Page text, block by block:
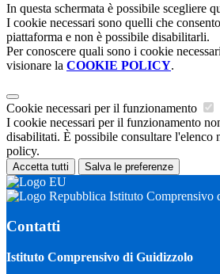
In questa schermata è possibile scegliere
I cookie necessari sono quelli che
piattaforma e non è possibile disabilitarli.
Per conoscere quali sono i cookie
visionare la COOKIE POLICY.
Cookie necessari per il funzionamento
I cookie necessari per il funzionamento
disabilitati. È possibile consultare l'elenco
policy.
Accetta tutti Salva le preferenze
Istituto Comprensivo
Contatti
Istituto Comprensivo di Guidizzolo